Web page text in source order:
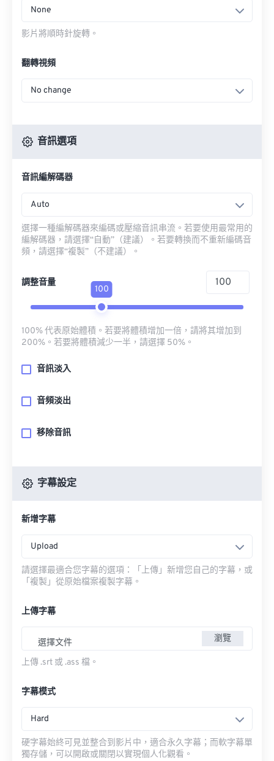
None
影片將順時針旋轉。
翻轉視頻
No change
音訊選項
音訊編解碼器
Auto
選擇一種編解碼器來編碼或壓縮音訊串流。若要使用最常用的
編解碼器，請選擇“自動”（建議）。若要轉換而不重新編碼音
頻，請選擇“複製”（不建議）。
調整音量
100
100% 代表原始體積。若要將體積增加一倍，請將其增加到
200%。若要將體積減少一半，請選擇 50%。
音訊淡入
音頻淡出
移除音訊
字幕設定
新增字幕
Upload
請選擇最適合您字幕的選項：「上傳」新增您自己的字幕，或
「複製」從原始檔案複製字幕。
上傳字幕
選擇文件 瀏覽
上傳 .srt 或 .ass 檔。
字幕模式
Hard
硬字幕始終可見並整合到影片中，適合永久字幕；而軟字幕單
獨存儲，可以開啟或關閉以實現個人化觀看。